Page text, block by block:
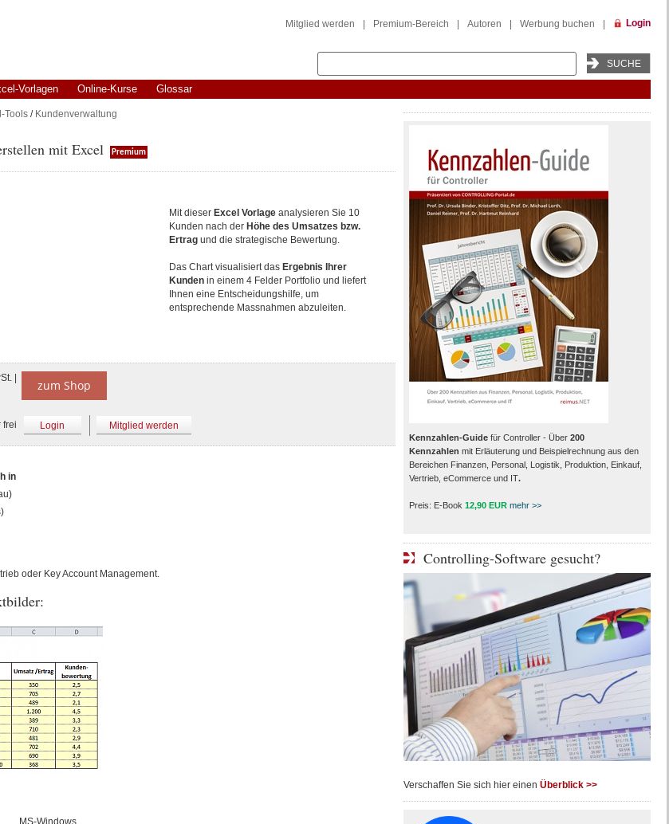
Mitglied werden Premium-Bereich Autoren Werbung buchen Login
Vorlagen Online-Kurse Glossar
Tools/ Kundenverwaltung
mit Excel Premium
Mit dieser Excel Vorlage analysieren Sie 10
Kunden nach der Höhe des Umsatzes bzw.
Ertrag und die strategische Bewertung.
Das Chart visualisiert das Ergebnis Ihrer
Kunden in einem 4 Felder Portfolio und liefert
Ihnen eine Entscheidungshilfe, um
entsprechende Massnahmen abzuleiten.
| zum Shop
frei Login Mitglied werden
in
oder Key Account Management.
MS-Windows
Kennzahlen-Guidefür Controller - Über 200
Kennzahlen mit Erläuterung und Beispielrechnung aus den
Bereichen Finanzen, Personal, Logistik, Produktion, Einkauf,
Vertrieb, eCommerce und IT.
Preis: E-Book 12,90 EUR mehr >>
Controlling-Software gesucht?
Verschaffen Sie sich hier einen Überblick >>